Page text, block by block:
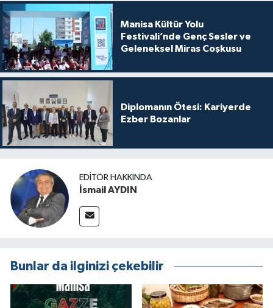
Manisa Kültür Yolu
Festivali’nde Genç Sesler ve
Geleneksel Miras Coşkusu
Diplomanın Ötesi: Kariyerde
Ezber Bozanlar
EDITÖR HAKKINDA
İsmail AYDIN
Bunlar da ilginizi çekebilir